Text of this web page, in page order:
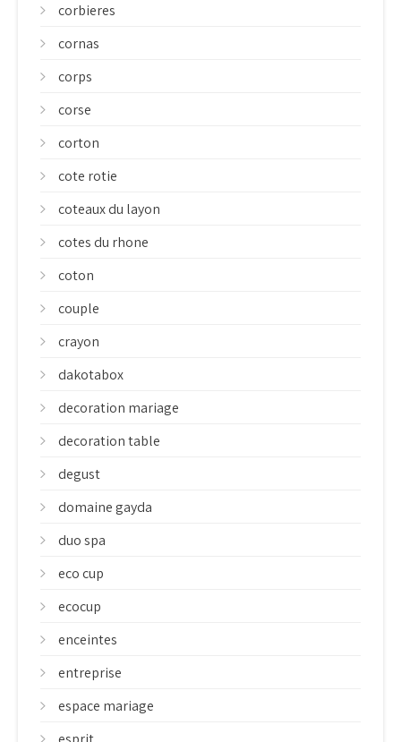
corbieres
cornas
corps
corse
corton
cote rotie
coteaux du layon
cotes du rhone
coton
couple
crayon
dakotabox
decoration mariage
decoration table
degust
domaine gayda
duo spa
eco cup
ecocup
enceintes
entreprise
espace mariage